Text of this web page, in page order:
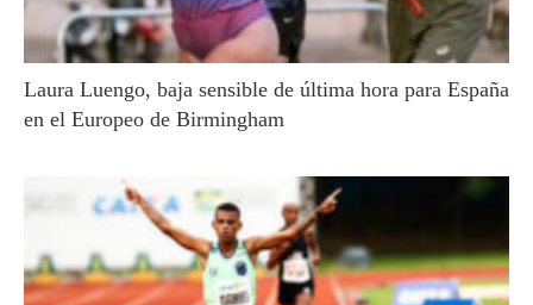
Laura Luengo, baja sensible de última hora para España
en el Europeo de Birmingham